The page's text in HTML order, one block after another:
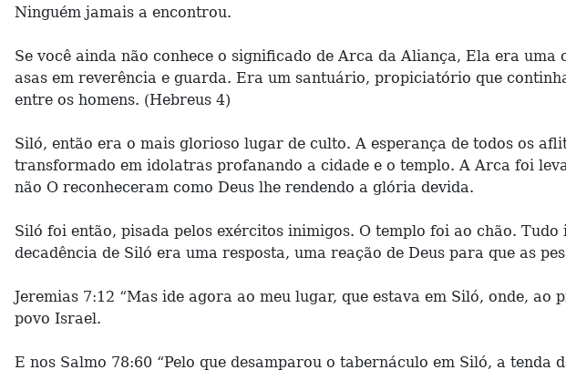
Ninguém jamais a encontrou.
Se você ainda não conhece o significado de Arca da Aliança, Ela era
asas em reverência e guarda. Era um santuário, propiciatório que
entre os homens. (Hebreus 4)
Siló, então era o mais glorioso lugar de culto. A esperança de todos os
transformado em idolatras profanando a cidade e o templo. A Arca foi
não O reconheceram como Deus lhe rendendo a glória devida.
Siló foi então, pisada pelos exércitos inimigos. O templo foi ao chão.
decadência de Siló era uma resposta, uma reação de Deus para que as
Jeremias 7:12 “Mas ide agora ao meu lugar, que estava em Siló, onde,
povo Israel.
E nos Salmo 78:60 “Pelo que desamparou o tabernáculo em Siló, a tenda